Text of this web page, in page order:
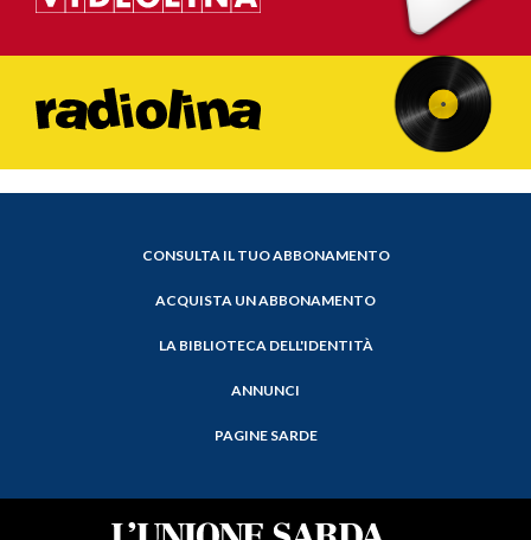
CONSULTA IL TUO ABBONAMENTO
ACQUISTA UN ABBONAMENTO
LA BIBLIOTECA DELL'IDENTITÀ
ANNUNCI
PAGINE SARDE